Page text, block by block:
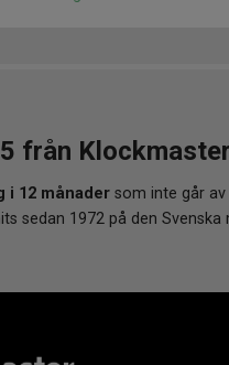
från
i 12 månader som inte går
sedan 1972 på den Svenska